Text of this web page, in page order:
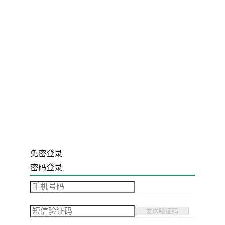
免密登录
密码登录
发送验证码